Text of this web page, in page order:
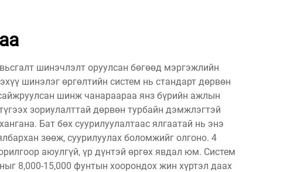
шинэчлэлт оруулсан бөгөөд мэргэжлийн
шинэлэг өргөлтийн систем нь стандарт дөрвөн
шинж чанараараа янз бүрийн ажлын
зориулалттай дөрвөн турбайн дэмжлэгтэй
Бат бөх суурилуулалтаас ялгаатай нь энэ
зөөж, суурилуулах боломжийг олгоно. 4
аюулгүй, үр дүнтэй өргөх явдал юм. Систем
8,000-15,000 фунтын хоорондох жин хүртэл даах